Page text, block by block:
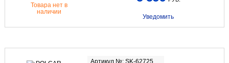
Товара нет в
наличии
Уведомить
Артикул №: SK-62725